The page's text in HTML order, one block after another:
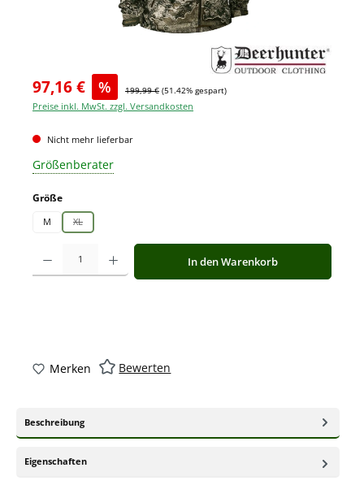
97,16 € % 199,99 € (51.42% gespart)
Preise inkl. MwSt. zzgl. Versandkosten
Nicht mehr lieferbar
Größenberater
Größeauswählen
M XL
(Diese Option ist zurzeit nicht verfügbar.)
Produkt Anzahl: Gib den gewünschten Wert ein oder benutze die
In den Warenkorb
Merken Bewerten
Beschreibung
Eigenschaften